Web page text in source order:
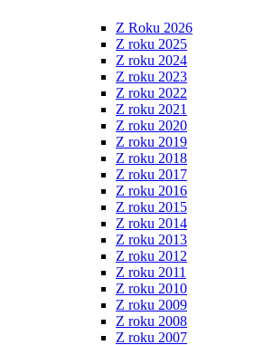
Z Roku 2026
Z roku 2025
Z roku 2024
Z roku 2023
Z roku 2022
Z roku 2021
Z roku 2020
Z roku 2019
Z roku 2018
Z roku 2017
Z roku 2016
Z roku 2015
Z roku 2014
Z roku 2013
Z roku 2012
Z roku 2011
Z roku 2010
Z roku 2009
Z roku 2008
Z roku 2007